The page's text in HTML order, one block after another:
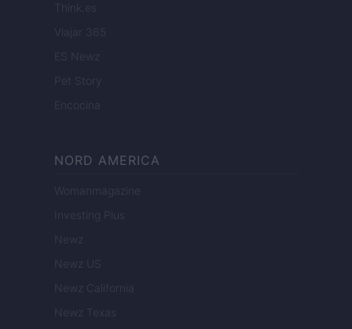
Think.es
Viajar 365
ES Newz
Pet Story
Encocina
NORD AMERICA
Womanmagazine
Investing Plus
Newz
Newz US
Newz California
Newz Texas